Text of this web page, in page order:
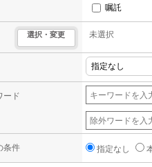
嘱託
選択・変更 未選択
ード
条件 指定なし